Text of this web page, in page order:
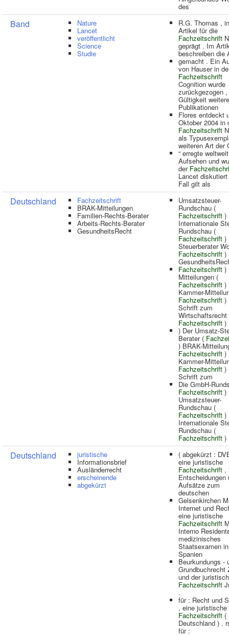
des
Band Nature
Lancet
veröffentlicht
Science
Studie
R.G. Thomas ,
Artikel für die
Fachzeitschrift
geprägt . Im
beschreiben die
gemacht . Ein
von Hauser in
Fachzeitschrift
Cognition wurde
zurückgezogen
Gültigkeit
Publikationen
Flores entdeckt
Oktober 2004 in
Fachzeitschrift
als
weiteren Art der
“ erregte weltweit
Aufsehen und
der
Lancet
Fall gilt als
Deutschland Fachzeitschrift
BRAK-Mitteilungen
Familien-Rechts-Berater
Arbeits-Rechts-Berater
GesundheitsRecht
Umsatzsteuer-
Rundschau (
Fachzeitschrift )
Internationale
Rundschau (
Fachzeitschrift )
Steuerberater
Fachzeitschrift )
Fachzeitschrift )
Mitteilungen (
Fachzeitschrift )
Kammer-
Fachzeitschrift )
Schrift zum
Wirtschaftsrecht
Fachzeitschrift )
) Der Umsatz-
Berater (
) BRAK-
Fachzeitschrift )
Kammer-
Fachzeitschrift )
Schrift zum
Die GmbH-
Fachzeitschrift )
Umsatzsteuer-
Rundschau (
Fachzeitschrift )
Internationale
Rundschau (
Fachzeitschrift )
Deutschland juristische
Informationsbrief
Ausländerrecht
erscheinende
abgekürzt
( abgekürzt :
eine juristische
Fachzeitschrift ,
Entscheidungen
Aufsätze zum
deutschen
Gelsenkirchen
Internet und
eine juristische
Fachzeitschrift
Interno
medizinisches
Staatsexamen in
Spanien
Beurkundungs -
Grundbuchrecht
und der
Fachzeitschrift
.
für : Recht und
, eine juristische
Fachzeitschrift (
Deutschland ) .
für :